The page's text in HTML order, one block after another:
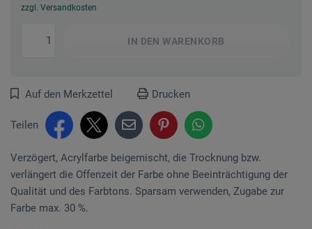
zzgl. Versandkosten
IN DEN WARENKORB
Auf den Merkzettel Drucken
Teilen
Verzögert, Acrylfarbe beigemischt, die Trocknung bzw.
verlängert die Offenzeit der Farbe ohne Beeinträchtigung der
Qualität und des Farbtons. Sparsam verwenden, Zugabe zur
Farbe max. 30 %.